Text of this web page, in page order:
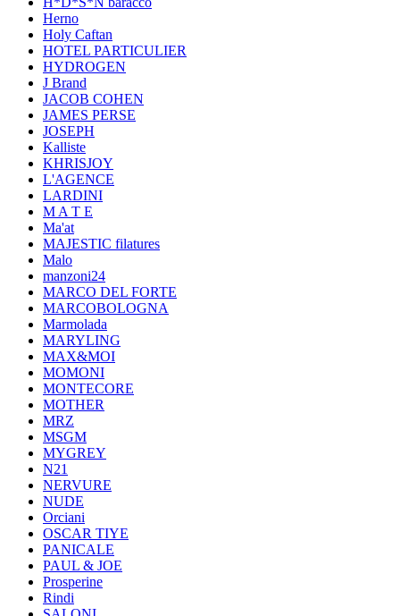
Herno
Holy Caftan
HOTEL PARTICULIER
HYDROGEN
J Brand
JACOB COHEN
JAMES PERSE
JOSEPH
Kalliste
KHRISJOY
L'AGENCE
LARDINI
M A T E
Ma'at
MAJESTIC filatures
Malo
manzoni24
MARCO DEL FORTE
MARCOBOLOGNA
Marmolada
MARYLING
MAX&MOI
MOMONI
MONTECORE
MOTHER
MRZ
MSGM
MYGREY
N21
NERVURE
NUDE
Orciani
OSCAR TIYE
PANICALE
PAUL & JOE
Prosperine
Rindi